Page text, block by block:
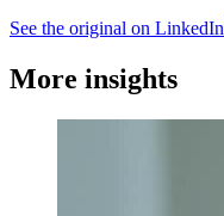
See the original on LinkedIn
More insights